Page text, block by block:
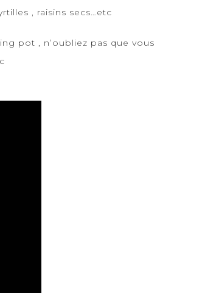
, raisins secs…etc
pot
, n’oubliez pas que vous